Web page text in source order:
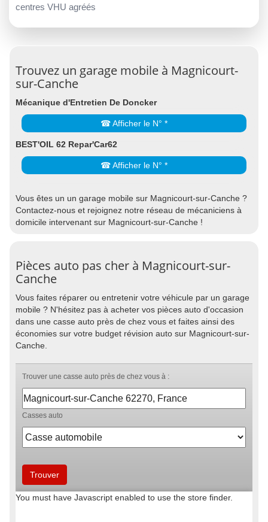
centres VHU agréés
Trouvez un garage mobile à Magnicourt-
sur-Canche
Mécanique d'Entretien De Doncker
☎ Afficher le N° *
BEST'OIL 62 Repar'Car62
☎ Afficher le N° *
Vous êtes un un garage mobile sur Magnicourt-sur-Canche ?
Contactez-nous et rejoignez notre réseau de mécaniciens à
domicile intervenant sur Magnicourt-sur-Canche !
Pièces auto pas cher à Magnicourt-sur-
Canche
Vous faites réparer ou entretenir votre véhicule par un garage
mobile ? N'hésitez pas à acheter vos pièces auto d'occasion
dans une casse auto près de chez vous et faites ainsi des
économies sur votre budget révision auto sur Magnicourt-sur-
Canche.